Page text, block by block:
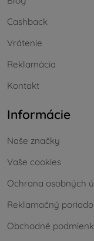
Cashback
Vrátenie
Reklamácia
Kontakt
Informácie
Naše značky
Vaše cookies
Ochrana osobných
Reklamačný
Obchodné